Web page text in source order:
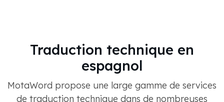
Traduction technique en
espagnol
MotaWord propose une large gamme de services
de traduction technique dans de nombreuses